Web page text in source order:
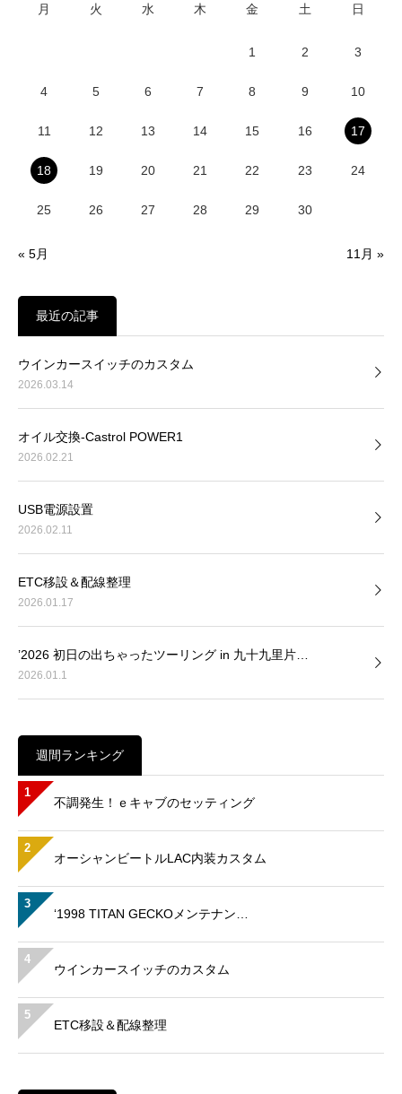
月 火 水 木 金 土 日
1 2 3
4 5 6 7 8 9 10
11 12 13 14 15 16 17
18 19 20 21 22 23 24
25 26 27 28 29 30
« 5月 11月 »
最近の記事
ウインカースイッチのカスタム
2026.03.14
オイル交換-Castrol POWER1
2026.02.21
USB電源設置
2026.02.11
ETC移設＆配線整理
2026.01.17
’2026 初日の出ちゃったツーリング in 九十九里片…
2026.01.1
週間ランキング
1
不調発生！ｅキャブのセッティング
2
オーシャンビートルLAC内装カスタム
3
‘1998 TITAN GECKOメンテナン…
4
ウインカースイッチのカスタム
5
ETC移設＆配線整理